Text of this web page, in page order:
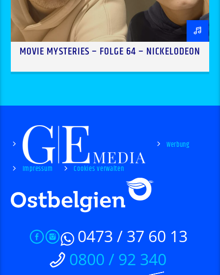
MOVIE MYSTERIES – FOLGE 64 – NICKELODEON
Werbung
Impressum Cookies verwalten
0473 / 37 60 13
0800 / 92 340